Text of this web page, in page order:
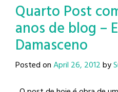
Quarto Post
anos de blog –
Damasceno
Posted onApril 26, 2012by